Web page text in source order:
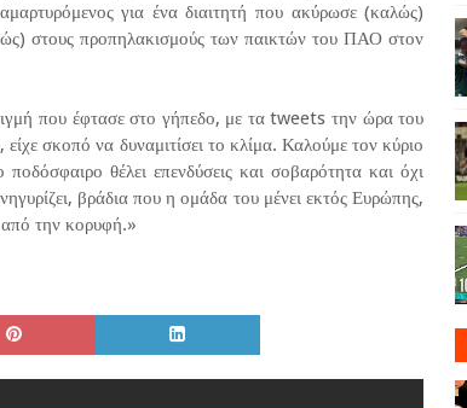
για ένα διαιτητή που ακύρωσε (καλώς)
στους προπηλακισμούς των παικτών του ΠΑΟ στον
που έφτασε στο γήπεδο, με τα tweets την ώρα του
σκοπό να δυναμιτίσει το κλίμα. Καλούμε τον κύριο
θέλει επενδύσεις και σοβαρότητα και όχι
βράδια που η ομάδα του μένει εκτός Ευρώπης,
την κορυφή.»